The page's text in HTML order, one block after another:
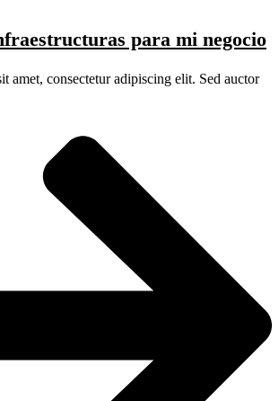
para mi negocio
amet, consectetur adipiscing elit. Sed auctor